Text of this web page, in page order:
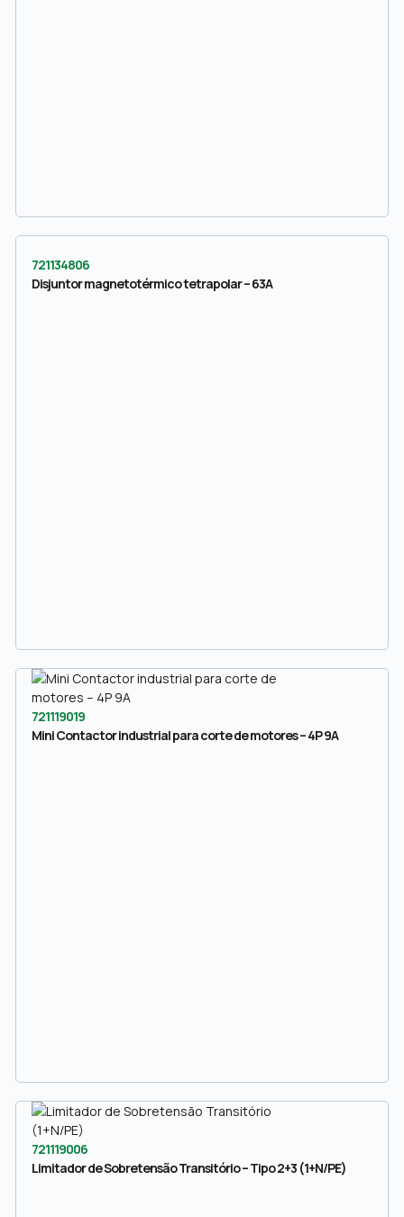
721134806
Disjuntor magnetotérmico tetrapolar – 63A
721119019
Mini Contactor industrial para corte de motores – 4P 9A
721119006
Limitador de Sobretensão Transitório – Tipo 2+3 (1+N/PE)